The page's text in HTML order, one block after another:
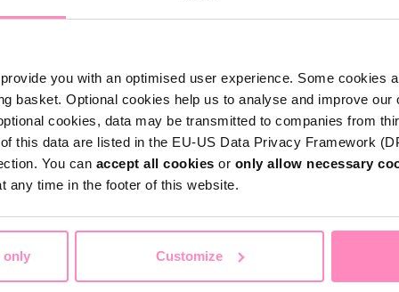
you with an optimised user experience. Some cookies
basket. Optional cookies help us to analyse and improve our
cookies, data may be transmitted to companies from
this data are listed in the EU-US Data Privacy Framework
You can accept all cookies or only allow necessary
any time in the footer of this website.
only Customize